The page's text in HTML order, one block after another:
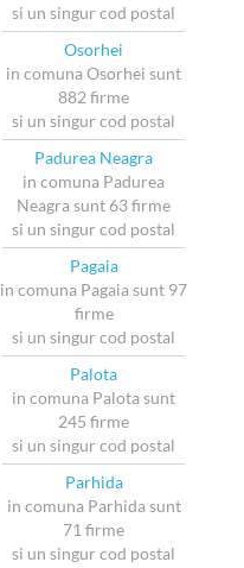
si un singur cod postal
Osorhei
in comuna Osorhei sunt
882 firme
si un singur cod postal
Padurea Neagra
in comuna Padurea
Neagra sunt 63 firme
si un singur cod postal
Pagaia
in comuna Pagaia sunt 97
firme
si un singur cod postal
Palota
in comuna Palota sunt
245 firme
si un singur cod postal
Parhida
in comuna Parhida sunt
71 firme
si un singur cod postal